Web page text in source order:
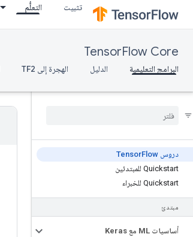
تثبيت التعلُّم
TensorFlow Core
البرامج التعليمية الدليل الهجرة إلى TF2
دروس Tensor Flow
Quickstart للمبتدئين
Quickstart للخبراء
مبتدئ
أساسيات ML مع Keras